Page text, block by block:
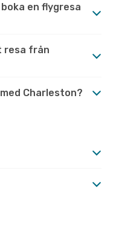
en flygresa
resa från
Charleston?